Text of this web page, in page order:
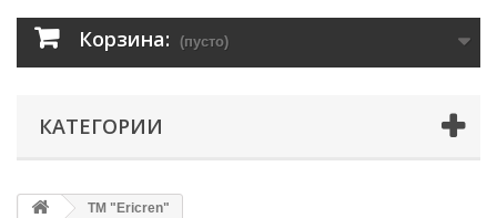
Корзина: (пусто)
КАТЕГОРИИ
ТМ "Ericren"